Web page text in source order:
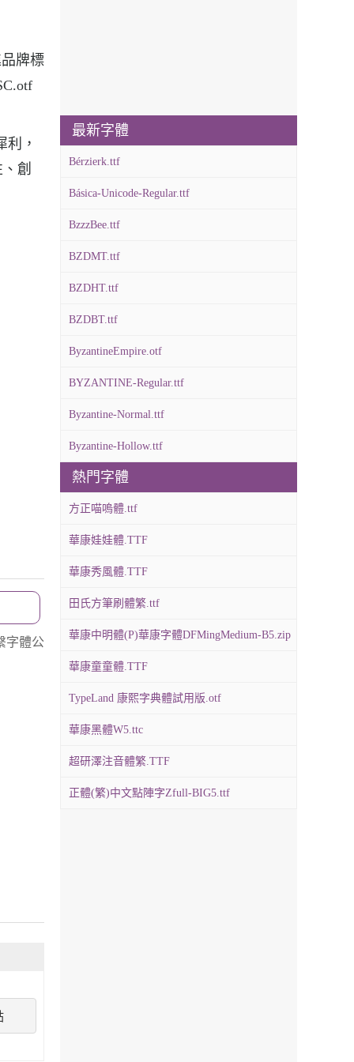
牌標
，
創
字體公
最新字體
Bérzierk.ttf
Básica-Unicode-Regular.ttf
BzzzBee.ttf
BZDMT.ttf
BZDHT.ttf
BZDBT.ttf
ByzantineEmpire.otf
BYZANTINE-Regular.ttf
Byzantine-Normal.ttf
Byzantine-Hollow.ttf
熱門字體
方正喵嗚體.ttf
華康娃娃體.TTF
華康秀風體.TTF
田氏方筆刷體繁.ttf
華康中明體(P)華康字體DFMingMedium-B5.zip
華康童童體.TTF
TypeLand 康熙字典體試用版.otf
華康黑體W5.ttc
超研澤注音體繁.TTF
正體(繁)中文點陣字Zfull-BIG5.ttf